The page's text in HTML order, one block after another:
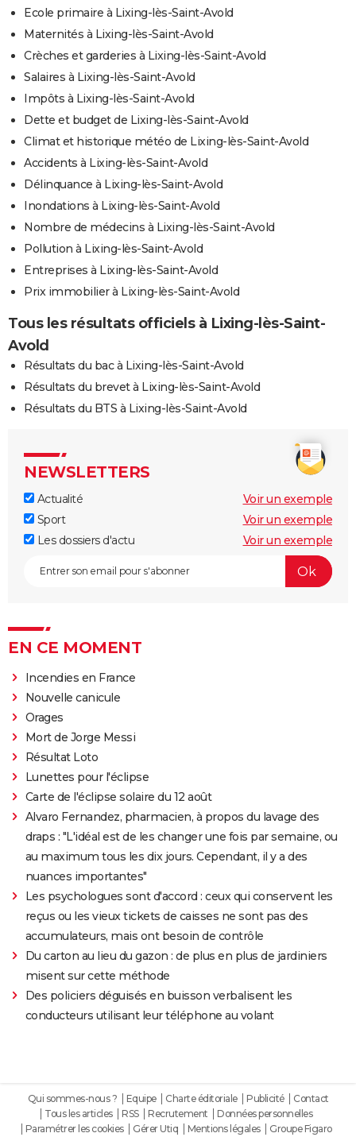
Ecole primaire à Lixing-lès-Saint-Avold
Maternités à Lixing-lès-Saint-Avold
Crèches et garderies à Lixing-lès-Saint-Avold
Salaires à Lixing-lès-Saint-Avold
Impôts à Lixing-lès-Saint-Avold
Dette et budget de Lixing-lès-Saint-Avold
Climat et historique météo de Lixing-lès-Saint-Avold
Accidents à Lixing-lès-Saint-Avold
Délinquance à Lixing-lès-Saint-Avold
Inondations à Lixing-lès-Saint-Avold
Nombre de médecins à Lixing-lès-Saint-Avold
Pollution à Lixing-lès-Saint-Avold
Entreprises à Lixing-lès-Saint-Avold
Prix immobilier à Lixing-lès-Saint-Avold
Tous les résultats officiels à Lixing-lès-Saint-
Avold
Résultats du bac à Lixing-lès-Saint-Avold
Résultats du brevet à Lixing-lès-Saint-Avold
Résultats du BTS à Lixing-lès-Saint-Avold
NEWSLETTERS
Actualité
Voir un exemple
Sport
Voir un exemple
Les dossiers d'actu
Voir un exemple
EN CE MOMENT
Incendies en France
Nouvelle canicule
Orages
Mort de Jorge Messi
Résultat Loto
Lunettes pour l'éclipse
Carte de l'éclipse solaire du 12 août
Alvaro Fernandez, pharmacien, à propos du lavage des
draps : "L'idéal est de les changer une fois par semaine, ou
au maximum tous les dix jours. Cependant, il y a des
nuances importantes"
Les psychologues sont d'accord : ceux qui conservent les
reçus ou les vieux tickets de caisses ne sont pas des
accumulateurs, mais ont besoin de contrôle
Du carton au lieu du gazon : de plus en plus de jardiniers
misent sur cette méthode
Des policiers déguisés en buisson verbalisent les
conducteurs utilisant leur téléphone au volant
Qui sommes-nous ? Equipe Charte éditoriale Publicité
Contact
Tous les articles
RSS Recrutement
Données personnelles
Paramétrer les cookies
Gérer Utiq Mentions légales Groupe Figaro